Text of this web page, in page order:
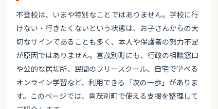
不登校は、いまや特別なことではありません。学校に行
けない・行きたくないという状態は、お子さんからの大
切なサインであることも多く、本人や保護者の努力不足
が原因ではありません。喜茂別町にも、行政の相談窓口
や公的な居場所、民間のフリースクール、自宅で学べる
オンライン学習など、利用できる「次の一歩」がありま
す。このページでは、喜茂別町で使える支援を整理して